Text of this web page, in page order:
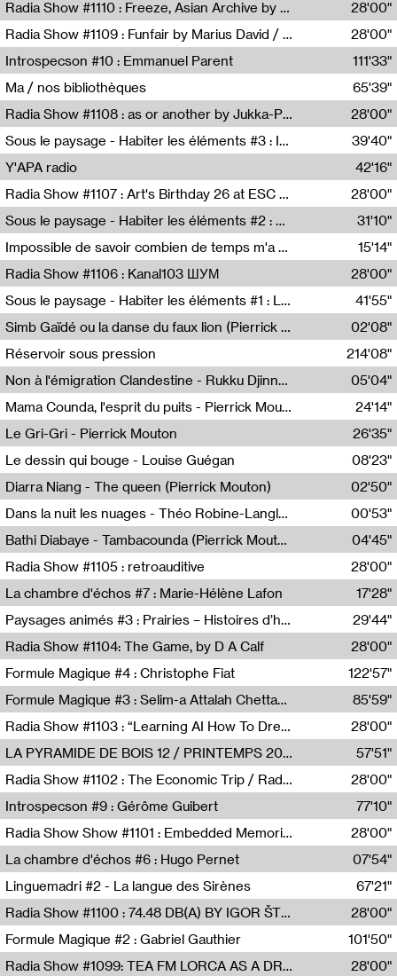
Radia Show #1110 : Freeze, Asian Archive by Avita Maheen / Radio Worm
Radio WORM
28'00"
Radia Show #1109 : Funfair by Marius David / JET FM
Jet FM
28'00"
Introspecson #10 : Emmanuel Parent
Pierre Henry,Emmanuel Parent
111'33"
Ma / nos bibliothèques
Sarah Tritz,Elene Lapiashivili,Justin Marconnet,Mateo Cuche,Esther Lechevalier,Suzie Lecroart,Romance Castelet
65'39"
Radia Show #1108 : as or another by Jukka-Pekka Kervinen / Rádio Zero
Radio Zero
28'00"
Sous le paysage - Habiter les éléments #3 : Interprétations, rituels et symboliques des éléments
Nastassja Martin
39'40"
Y'APA radio
Pierrick Mouton
42'16"
Radia Show #1107 : Art's Birthday 26 at ESC - Medien Kunst Labor
Radio Helsinki
28'00"
Sous le paysage - Habiter les éléments #2 : Vers le tournant élémentaire
Nastassja Martin
31'10"
Impossible de savoir combien de temps m'a échappé
Mélanie Blaison,Mateo Cuin
15'14"
Radia Show #1106 : Kanal103 ШУМ
Kanal103
28'00"
Sous le paysage - Habiter les éléments #1 : Les éléments et les débordements du vivant
Nastassja Martin
41'55"
Simb Gaïdé ou la danse du faux lion (Pierrick Mouton)
Pierrick Mouton,Simb Gaïdé
02'08"
Réservoir sous pression
214'08"
Non à l'émigration Clandestine - Rukku Djinne Squad (Eden Tinto Collins)
Eden Tinto Collins,Rukku Djinne
05'04"
Mama Counda, l'esprit du puits - Pierrick Mouton
Pierrick Mouton
24'14"
Le Gri-Gri - Pierrick Mouton
Pierrick Mouton
26'35"
Le dessin qui bouge - Louise Guégan
Louise Guégan
08'23"
Diarra Niang - The queen (Pierrick Mouton)
Pierrick Mouton,Diarra Niang
02'50"
Dans la nuit les nuages - Théo Robine-Langlois
Théo Robine-Langlois,LD Beat
00'53"
Bathi Diabaye - Tambacounda (Pierrick Mouton)
Pierrick Mouton,Bathi Diabaye
04'45"
Radia Show #1105 : retroauditive
Soundart Radio
28'00"
La chambre d'échos #7 : Marie-Hélène Lafon
Revue Les Chambres,Marie-Hélène Lafon
17'28"
Paysages animés #3 : Prairies – Histoires d’herbes et d’humains
Anne Simon
29'44"
Radia Show #1104: The Game, by D A Calf
Radio One NZ
28'00"
Formule Magique #4 : Christophe Fiat
Nathalie Lacroix
122'57"
Formule Magique #3 : Selim-a Attalah Chettaoui
Nathalie Lacroix,Selim-a Attalah Chettaoui
85'59"
Radia Show #1103 : “Learning AI How To Dream” by Sebastian Dingens (Radio Campus Bruxelles)
Radio Campus Bruxelles
28'00"
LA PYRAMIDE DE BOIS 12 / PRINTEMPS 2026
Sammy Stein
57'51"
Radia Show #1102 : The Economic Trip / Radio Grenouille
Radio Grenouille
28'00"
Introspecson #9 : Gérôme Guibert
Pierre Henry,Gérôme Guibert
77'10"
Radia Show Show #1101 : Embedded Memories by Jimmy Peggie / radioart106
Jimmy Peggie,radioart106
28'00"
La chambre d'échos #6 : Hugo Pernet
Revue Les Chambres,Hugo Pernet
07'54"
Linguemadri #2 - La langue des Sirènes
Meris Angioletti
67'21"
Radia Show #1100 : 74.48 DB(A) BY IGOR ŠTROMAJER FOR RADIO X
radio x
28'00"
Formule Magique #2 : Gabriel Gauthier
Nathalie Lacroix,Gabriel Gauthier
101'50"
Radia Show #1099: TEA FM LORCA AS A DREAM
28'00"